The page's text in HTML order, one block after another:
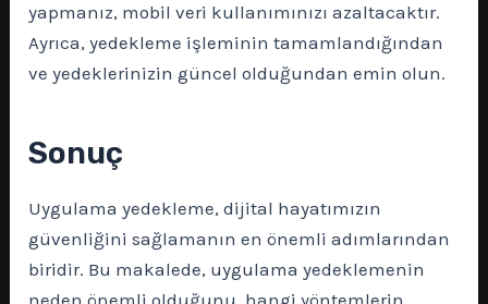
yapmanız, mobil veri kullanımınızı azaltacaktır.
Ayrıca, yedekleme işleminin tamamlandığından
ve yedeklerinizin güncel olduğundan emin olun.
Sonuç
Uygulama yedekleme, dijital hayatımızın
güvenliğini sağlamanın en önemli adımlarından
biridir. Bu makalede, uygulama yedeklemenin